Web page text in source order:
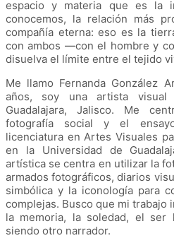
espacio y materia que es la
conocemos, la relación más
compañía eterna: eso es la
con ambos —con el hombre y
disuelva el límite entre el tejido
Me llamo Fernanda González
años, soy una artista visual
Guadalajara, Jalisco. Me
fotografía social y el
licenciatura en Artes Visuales
en la Universidad de
artística se centra en utilizar la
armados fotográficos, diarios
simbólica y la iconología para
complejas. Busco que mi trabajo
la memoria, la soledad, el ser
siendo otro narrador.